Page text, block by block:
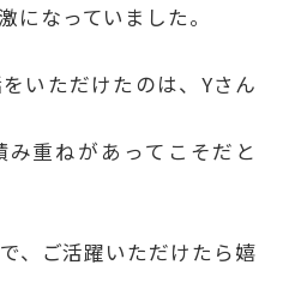
になっていました。
いただけたのは、Yさん
重ねがあってこそだと
、ご活躍いただけたら嬉